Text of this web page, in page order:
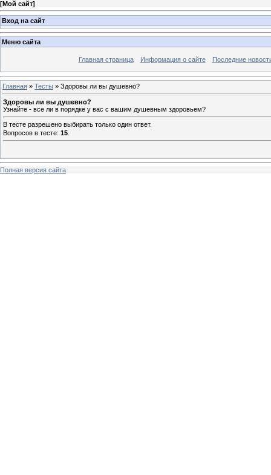
[Мой сайт]
Вход на сайт
Меню сайта
Главная страница Информация о сайте Последние
Главная » Тесты » Здоровы ли вы душевно?
Здоровы ли вы душевно?
Узнайте - все ли в порядке у вас с вашим душевным здоровьем?
В тесте разрешено выбирать только один ответ.
Вопросов в тесте: 15
Полная версия сайта